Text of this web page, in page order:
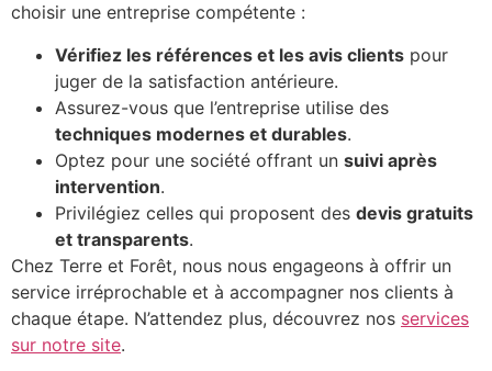
choisir une entreprise compétente :
Vérifiez les références et les avis clients pour
juger de la satisfaction antérieure.
Assurez-vous que l’entreprise utilise des
techniques modernes et durables.
Optez pour une société offrant un suivi après
intervention.
Privilégiez celles qui proposent des devis gratuits
et transparents.
Chez Terre et Forêt, nous nous engageons à offrir un
service irréprochable et à accompagner nos clients à
chaque étape. N’attendez plus, découvrez nos services
sur notre site.